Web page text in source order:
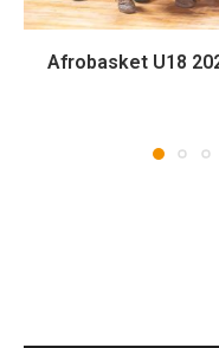
Afrobasket U18